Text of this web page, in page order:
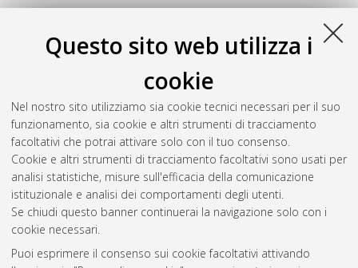
Questo sito web utilizza i
cookie
Nel nostro sito utilizziamo sia cookie tecnici necessari per il suo
funzionamento, sia cookie e altri strumenti di tracciamento
facoltativi che potrai attivare solo con il tuo consenso.
Cookie e altri strumenti di tracciamento facoltativi sono usati per
analisi statistiche, misure sull'efficacia della comunicazione
istituzionale e analisi dei comportamenti degli utenti.
Se chiudi questo banner continuerai la navigazione solo con i
cookie necessari.
Puoi esprimere il consenso sui cookie facoltativi attivando
Brasini, Martina(2015) Domini di Dedekind.
[Laurea],
Gagliardo, Pietro(2015)p-gruppi di ordine "piccolo".
[Laurea], Università di Bologna, Corso di Studio inMatematica
[L-DM270]
Questa lista e' stata generata ilThu Aug 6 13:26:30 2026
CEST
Atom